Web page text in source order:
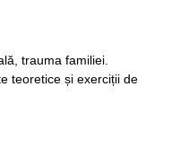
trauma familiei.
teoretice și exerciții de